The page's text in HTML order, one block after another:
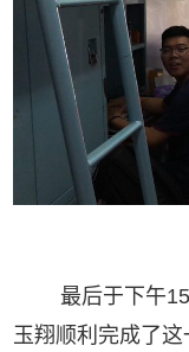
最后于下午15
玉翔顺利完成了